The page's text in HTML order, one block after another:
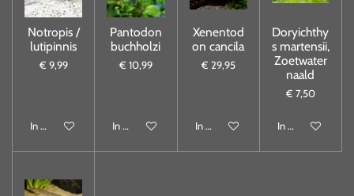
Notropis /
lutipinnis
€ 9,99
In winkelwagen
Pantodon
buchholzi
€ 10,99
In winkelwagen
Xenentod
on cancila
€ 29,95
In winkelwagen
Doryichthy
s martensii,
Zoetwater
naald
€ 7,50
In winkelwagen